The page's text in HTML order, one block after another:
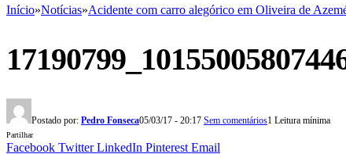
Início»Notícias»Acidente com carro alegórico em Oliveira de
Postado por: Pedro Fonseca05/03/17 - 20:17 Sem comentários1 Leitura mínima
Partilhar
Facebook Twitter LinkedIn Pinterest Email